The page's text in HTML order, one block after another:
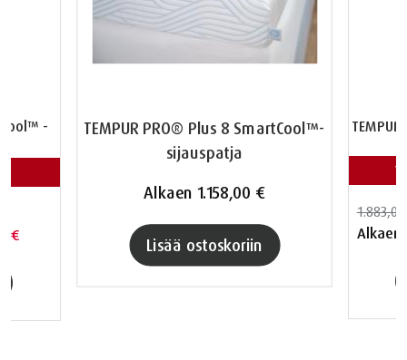
-
€
TEMPUR PRO® Plus 8 SmartCool™-
sijauspatja
Alkaen 1.158,00 €
Lisää ostoskoriin
Alkaen